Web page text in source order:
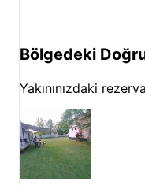
Bölgedeki
Yakınınızdaki